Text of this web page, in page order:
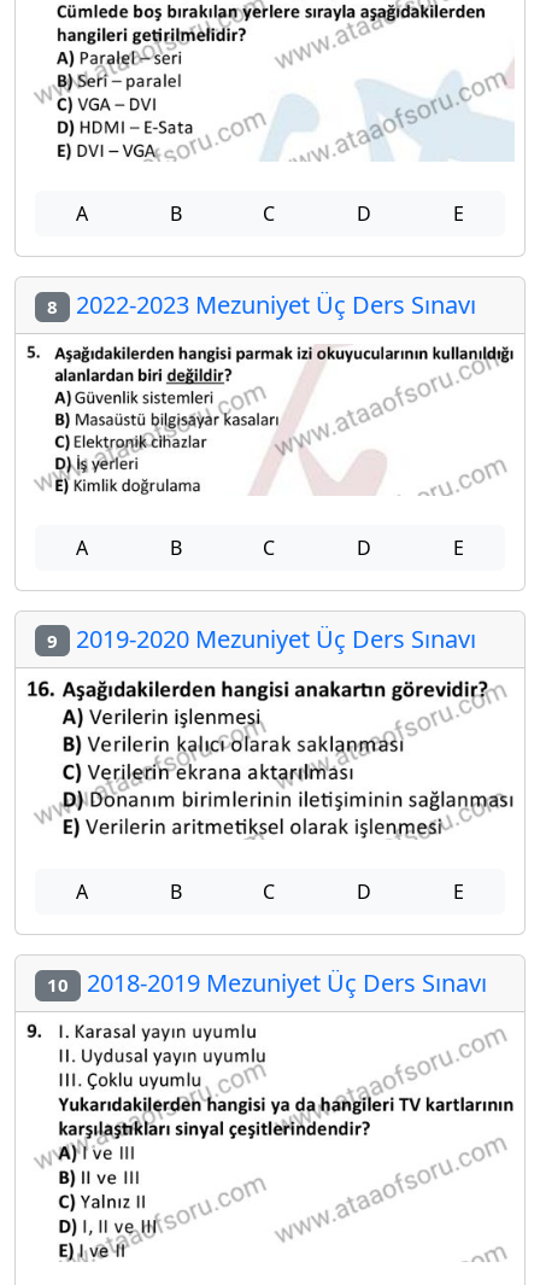
A B C D E
8 2022-2023 Mezuniyet Üç Ders Sınavı
A B C D E
9 2019-2020 Mezuniyet Üç Ders Sınavı
A B C D E
10 2018-2019 Mezuniyet Üç Ders Sınavı